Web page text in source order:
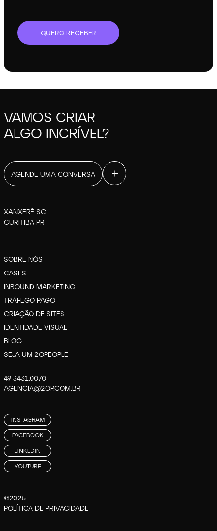
QUERO RECEBER
VAMOS CRIAR
ALGO INCRÍVEL?
AGENDE UMA CONVERSA
XANXERÊ SC
CURITIBA PR
SOBRE NÓS
CASES
INBOUND MARKETING
TRÁFEGO PAGO
CRIAÇÃO DE SITES
IDENTIDADE VISUAL
BLOG
SEJA UM 2OPEOPLE
49 3431.0070
AGENCIA@2OP.COM.BR
INSTAGRAM
FACEBOOK
LINKEDIN
YOUTUBE
©2025
POLÍTICA DE PRIVACIDADE